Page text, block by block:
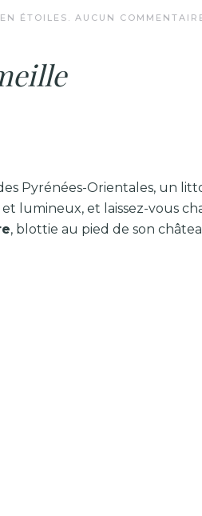
ÉTOILES . AUCUN
Pyrénées-Orientales, un
lumineux, et laissez-vous
, blottie au pied de son